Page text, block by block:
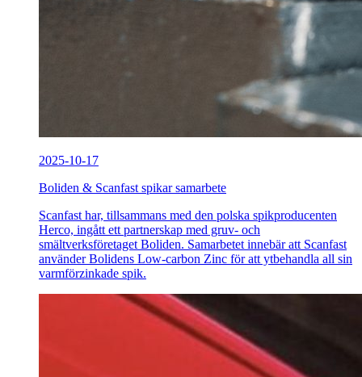
2025-10-17
Boliden & Scanfast spikar samarbete
Scanfast har, tillsammans med den polska spikproducenten
Herco, ingått ett partnerskap med gruv- och
smältverksföretaget Boliden. Samarbetet innebär att Scanfast
använder Bolidens Low-carbon Zinc för att ytbehandla all sin
varmförzinkade spik.